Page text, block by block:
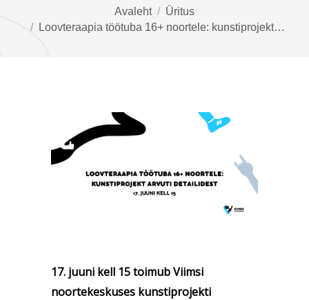
Avaleht
Üritus
Loovteraapia töötuba 16+ noortele: kunstiprojekt…
17. juuni kell 15 toimub Viimsi
noortekeskuses kunstiprojekti